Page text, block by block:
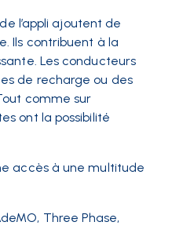
l’appli ajoutent de
Ils contribuent à la
Les conducteurs
de recharge ou des
comme sur
ont la possibilité
accès à une multitude
Three Phase,